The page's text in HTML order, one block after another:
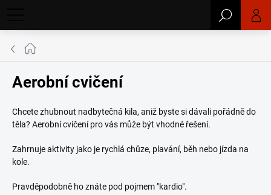
Hledat
Domů
Aerobní cvičení
Chcete zhubnout nadbytečná kila, aniž byste si dávali pořádně do
těla? Aerobní cvičení pro vás může být vhodné řešení.
Zahrnuje aktivity jako je rychlá chůze, plavání, běh nebo jízda na
kole.
Pravděpodobně ho znáte pod pojmem "kardio".